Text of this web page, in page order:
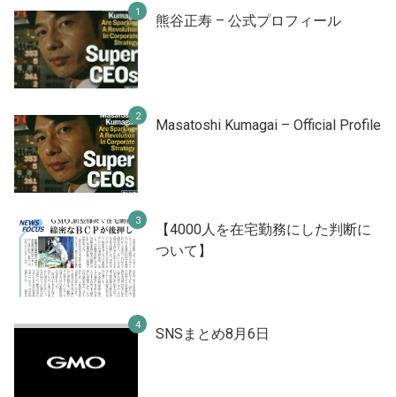
熊谷正寿 – 公式プロフィール
Masatoshi Kumagai – Official Profile
【4000人を在宅勤務にした判断に
ついて】
SNSまとめ8月6日